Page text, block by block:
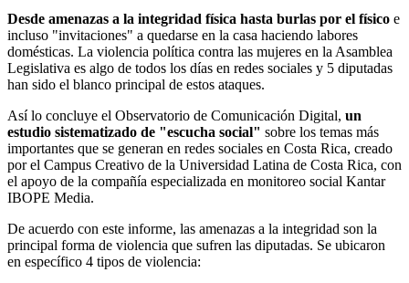
Desde amenazas a la integridad física hasta burlas por el físico e
incluso "invitaciones" a quedarse en la casa haciendo labores
domésticas. La violencia política contra las mujeres en la Asamblea
Legislativa es algo de todos los días en redes sociales y 5 diputadas
han sido el blanco principal de estos ataques.
Así lo concluye el Observatorio de Comunicación Digital, un
estudio sistematizado de "escucha social" sobre los temas más
importantes que se generan en redes sociales en Costa Rica, creado
por el Campus Creativo de la Universidad Latina de Costa Rica, con
el apoyo de la compañía especializada en monitoreo social Kantar
IBOPE Media.
De acuerdo con este informe, las amenazas a la integridad son la
principal forma de violencia que sufren las diputadas. Se ubicaron
en específico 4 tipos de violencia: